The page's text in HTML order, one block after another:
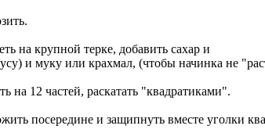
на крупной терке, добавить сахар и
и муку или крахмал, (чтобы начинка не
на 12 частей, раскатать "квадратиками".
посередине и защипнуть вместе уголки